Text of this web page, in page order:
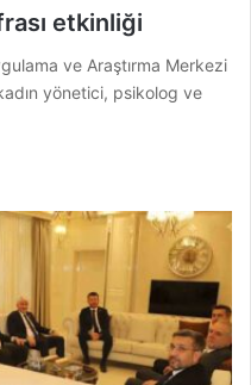
etkinliği
ve Araştırma Merkezi
yönetici, psikolog ve